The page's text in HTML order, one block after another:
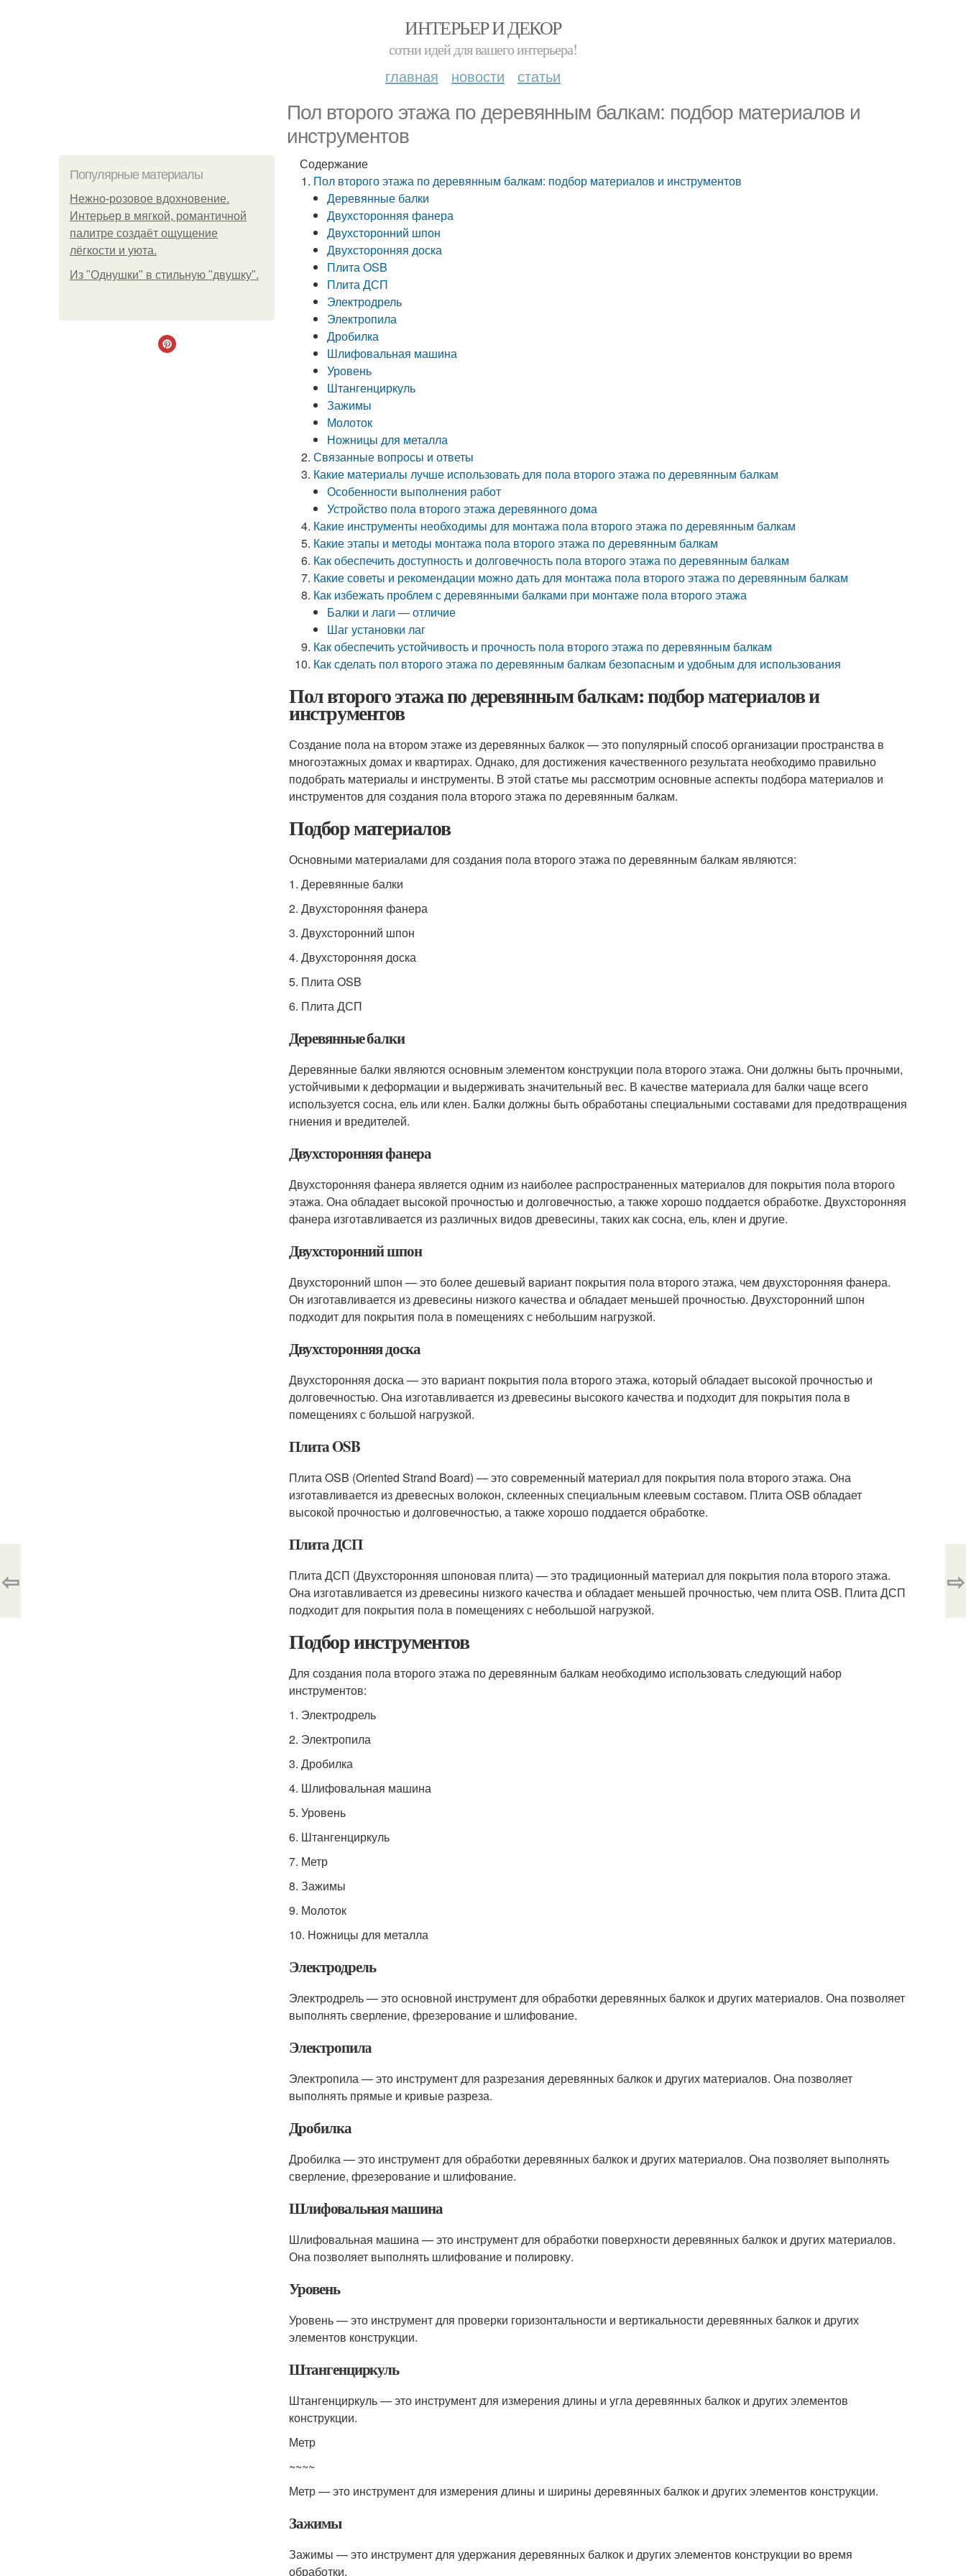
ИНТЕРЬЕР И ДЕКОР
сотни идей для вашего интерьера!
главная новости статьи
Пол второго этажа по деревянным балкам: подбор материалов и
инструментов
Популярные материалы
Нежно-розовое вдохновение.
Интерьер в мягкой, романтичной
палитре создаёт ощущение
лёгкости и уюта.
Из "Однушки" в стильную "двушку".
Содержание
Пол второго этажа по деревянным балкам: подбор материалов и инструментов
Деревянные балки
Двухсторонняя фанера
Двухсторонний шпон
Двухсторонняя доска
Плита OSB
Плита ДСП
Электродрель
Электропила
Дробилка
Шлифовальная машина
Уровень
Штангенциркуль
Зажимы
Молоток
Ножницы для металла
Связанные вопросы и ответы
Какие материалы лучше использовать для пола второго этажа по деревянным балкам
Особенности выполнения работ
Устройство пола второго этажа деревянного дома
Какие инструменты необходимы для монтажа пола второго этажа по деревянным балкам
Какие этапы и методы монтажа пола второго этажа по деревянным балкам
Как обеспечить доступность и долговечность пола второго этажа по деревянным балкам
Какие советы и рекомендации можно дать для монтажа пола второго этажа по деревянным балкам
Как избежать проблем с деревянными балками при монтаже пола второго этажа
Балки и лаги — отличие
Шаг установки лаг
Как обеспечить устойчивость и прочность пола второго этажа по деревянным балкам
Как сделать пол второго этажа по деревянным балкам безопасным и удобным для использования
Пол второго этажа по деревянным балкам: подбор материалов и
инструментов
Создание пола на втором этаже из деревянных балкок — это популярный способ организации пространства в
многоэтажных домах и квартирах. Однако, для достижения качественного результата необходимо правильно
подобрать материалы и инструменты. В этой статье мы рассмотрим основные аспекты подбора материалов и
инструментов для создания пола второго этажа по деревянным балкам.
Подбор материалов
Основными материалами для создания пола второго этажа по деревянным балкам являются:
1. Деревянные балки
2. Двухсторонняя фанера
3. Двухсторонний шпон
4. Двухсторонняя доска
5. Плита OSB
6. Плита ДСП
Деревянные балки
Деревянные балки являются основным элементом конструкции пола второго этажа. Они должны быть прочными,
устойчивыми к деформации и выдерживать значительный вес. В качестве материала для балки чаще всего
используется сосна, ель или клен. Балки должны быть обработаны специальными составами для предотвращения
гниения и вредителей.
Двухсторонняя фанера
Двухсторонняя фанера является одним из наиболее распространенных материалов для покрытия пола второго
этажа. Она обладает высокой прочностью и долговечностью, а также хорошо поддается обработке. Двухсторонняя
фанера изготавливается из различных видов древесины, таких как сосна, ель, клен и другие.
Двухсторонний шпон
Двухсторонний шпон — это более дешевый вариант покрытия пола второго этажа, чем двухсторонняя фанера.
Он изготавливается из древесины низкого качества и обладает меньшей прочностью. Двухсторонний шпон
подходит для покрытия пола в помещениях с небольшим нагрузкой.
Двухсторонняя доска
Двухсторонняя доска — это вариант покрытия пола второго этажа, который обладает высокой прочностью и
долговечностью. Она изготавливается из древесины высокого качества и подходит для покрытия пола в
помещениях с большой нагрузкой.
Плита OSB
Плита OSB (Oriented Strand Board) — это современный материал для покрытия пола второго этажа. Она
изготавливается из древесных волокон, склеенных специальным клеевым составом. Плита OSB обладает
высокой прочностью и долговечностью, а также хорошо поддается обработке.
Плита ДСП
Плита ДСП (Двухсторонняя шпоновая плита) — это традиционный материал для покрытия пола второго этажа.
Она изготавливается из древесины низкого качества и обладает меньшей прочностью, чем плита OSB. Плита ДСП
подходит для покрытия пола в помещениях с небольшой нагрузкой.
Подбор инструментов
Для создания пола второго этажа по деревянным балкам необходимо использовать следующий набор
инструментов:
1. Электродрель
2. Электропила
3. Дробилка
4. Шлифовальная машина
5. Уровень
6. Штангенциркуль
7. Метр
8. Зажимы
9. Молоток
10. Ножницы для металла
Электродрель
Электродрель — это основной инструмент для обработки деревянных балкок и других материалов. Она позволяет
выполнять сверление, фрезерование и шлифование.
Электропила
Электропила — это инструмент для разрезания деревянных балкок и других материалов. Она позволяет
выполнять прямые и кривые разреза.
Дробилка
Дробилка — это инструмент для обработки деревянных балкок и других материалов. Она позволяет выполнять
сверление, фрезерование и шлифование.
Шлифовальная машина
Шлифовальная машина — это инструмент для обработки поверхности деревянных балкок и других материалов.
Она позволяет выполнять шлифование и полировку.
Уровень
Уровень — это инструмент для проверки горизонтальности и вертикальности деревянных балкок и других
элементов конструкции.
Штангенциркуль
Штангенциркуль — это инструмент для измерения длины и угла деревянных балкок и других элементов
конструкции.
Метр
~~~~
Метр — это инструмент для измерения длины и ширины деревянных балкок и других элементов конструкции.
Зажимы
Зажимы — это инструмент для удержания деревянных балкок и других элементов конструкции во время
обработки.
⇦ ⇨